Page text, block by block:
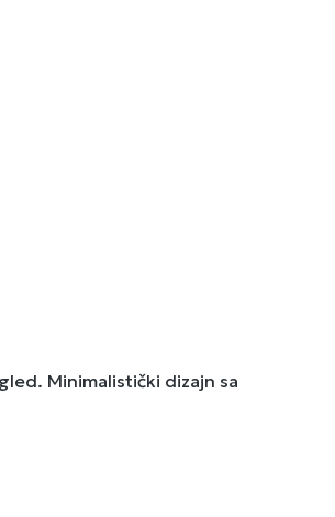
Minimalistički dizajn sa